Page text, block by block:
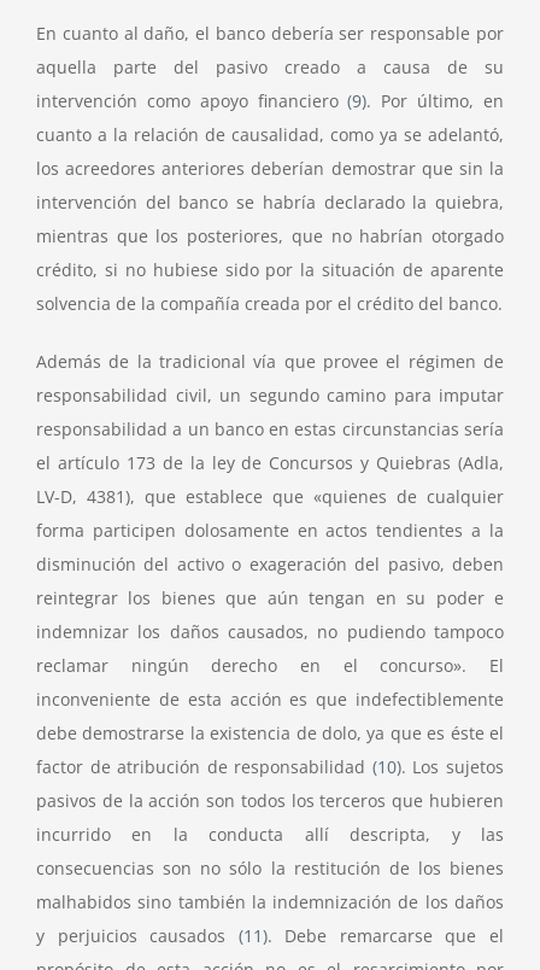
En cuanto al daño, el banco debería ser responsable por
aquella parte del pasivo creado a causa de su
intervención como apoyo financiero(9). Por último, en
cuanto a la relación de causalidad, como ya se adelantó,
los acreedores anteriores deberían demostrar que sin la
intervención del banco se habría declarado la quiebra,
mientras que los posteriores, que no habrían otorgado
crédito, si no hubiese sido por la situación de aparente
solvencia de la compañía creada por el crédito del banco.
Además de la tradicional vía que provee el régimen de
responsabilidad civil, un segundo camino para imputar
responsabilidad a un banco en estas circunstancias sería
el artículo 173 de la ley de Concursos y Quiebras (Adla,
LV-D, 4381), que establece que «quienes de cualquier
forma participen dolosamente en actos tendientes a la
disminución del activo o exageración del pasivo, deben
reintegrar los bienes que aún tengan en su poder e
indemnizar los daños causados, no pudiendo tampoco
reclamar ningún derecho en el concurso». El
inconveniente de esta acción es que indefectiblemente
debe demostrarse la existencia de dolo, ya que es éste el
factor de atribución de responsabilidad (10). Los sujetos
pasivos de la acción son todos los terceros que hubieren
incurrido en la conducta allí descripta, y las
consecuencias son no sólo la restitución de los bienes
malhabidos sino también la indemnización de los daños
y perjuicios causados (11). Debe remarcarse que el